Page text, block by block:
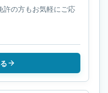
許の方もお気軽にご応